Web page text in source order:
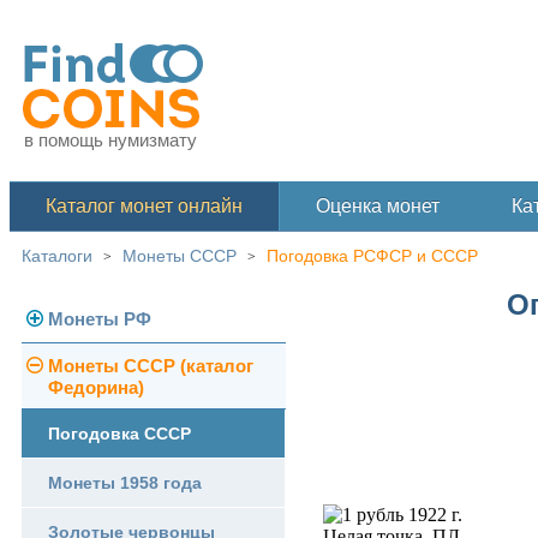
в помощь нумизмату
Каталог монет онлайн Оценка монет
Каталоги > Монеты СССР > Погодовка РСФСР и СССР
Монеты РФ
Современная Россия
Монеты СССР (каталог
Федорина)
Погодовка СССР
Монеты 1958 года
Золотые червонцы